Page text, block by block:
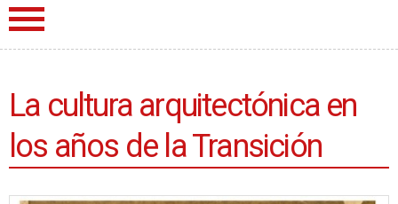
La cultura arquitectónica en
los años de la Transición